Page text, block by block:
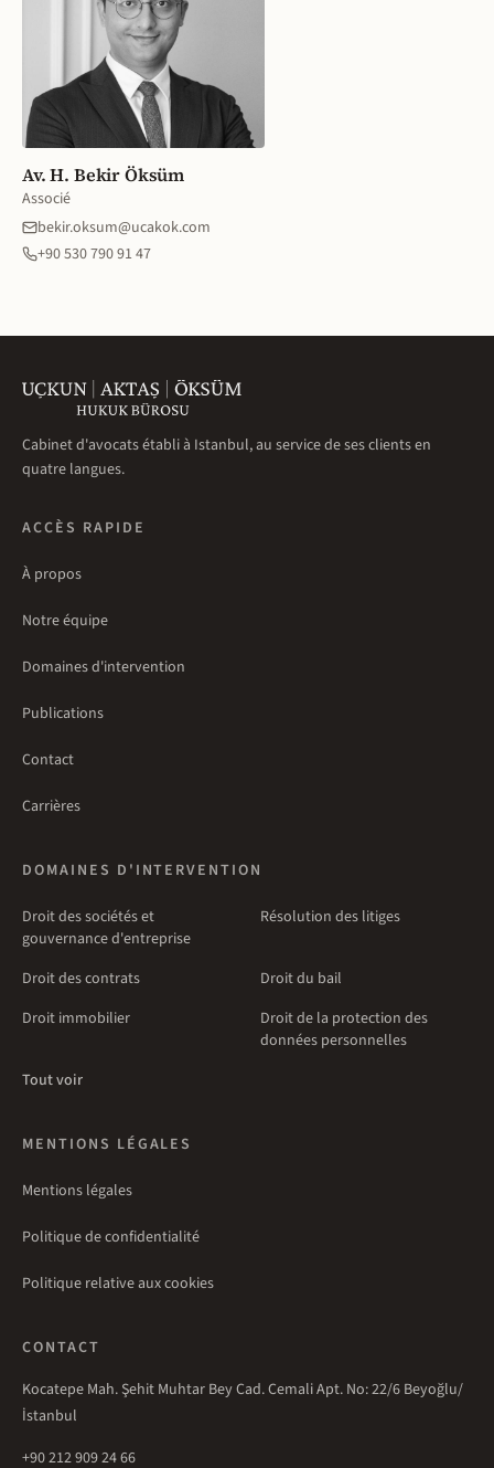
Av. H. Bekir Öksüm
Associé
bekir.oksum@ucakok.com
+90 530 790 91 47
Cabinet d'avocats établi à Istanbul, au service de ses clients en
quatre langues.
ACCÈS RAPIDE
À propos
Notre équipe
Domaines d'intervention
Publications
Contact
Carrières
DOMAINES D'INTERVENTION
Droit des sociétés et
gouvernance d'entreprise
Résolution des litiges
Droit des contrats
Droit du bail
Droit immobilier
Droit de la protection des
données personnelles
Tout voir
MENTIONS LÉGALES
Mentions légales
Politique de confidentialité
Politique relative aux cookies
CONTACT
Kocatepe Mah. Şehit Muhtar Bey Cad. Cemali Apt. No: 22/6 Beyoğlu/
İstanbul
+90 212 909 24 66